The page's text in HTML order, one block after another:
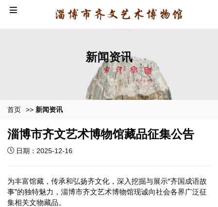
新闻资讯
首页 >> 新闻资讯
淄博市齐文艺术博物馆藏品征集公告
日期：2025-12-16
为丰富馆藏，传承和弘扬齐文化，深入挖掘与展示“齐国成语故
事”的独特魅力，淄博市齐文艺术博物馆现诚向社会各界广泛征
集相关文物藏品。